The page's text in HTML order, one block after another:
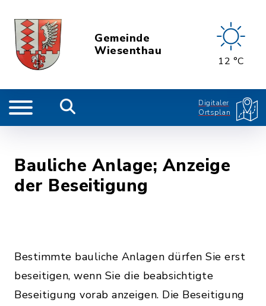
Gemeinde
Wiesenthau
12 °C
Digitaler
Ortsplan
Bauliche Anlage; Anzeige
der Beseitigung
Bestimmte bauliche Anlagen dürfen Sie erst
beseitigen, wenn Sie die beabsichtigte
Beseitigung vorab anzeigen. Die Beseitigung